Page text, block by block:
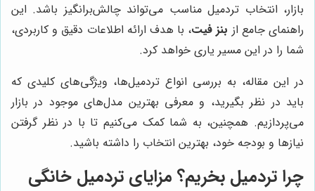
بازار، انتخاب تردمیل مناسب می‌تواند چالش‌برانگیز باشد. این
راهنمای جامع از بنز فیت، با هدف ارائه اطلاعات دقیق و کاربردی،
شما را در این مسیر یاری خواهد کرد.
در این مقاله، به بررسی انواع تردمیل‌ها، ویژگی‌های کلیدی که
باید در نظر بگیرید، و معرفی بهترین مدل‌های موجود در بازار
می‌پردازیم. همچنین، به شما کمک می‌کنیم تا با در نظر گرفتن
نیازها و بودجه خود، بهترین انتخاب را داشته باشید.
چرا تردمیل بخریم؟ مزایای تردمیل خانگی